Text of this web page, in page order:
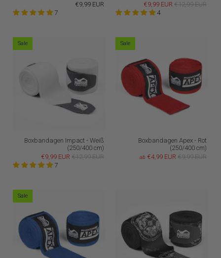
€9,99 EUR
7
€9,99 EUR €12,99 EUR
4
Sale
Boxbandagen Impact - Weiß
(250/400 cm)
€9,99 EUR €12,99 EUR
7
Sale
Boxbandagen Apex - Rot
(250/400 cm)
ab €4,99 EUR €9,99 EUR
Sale